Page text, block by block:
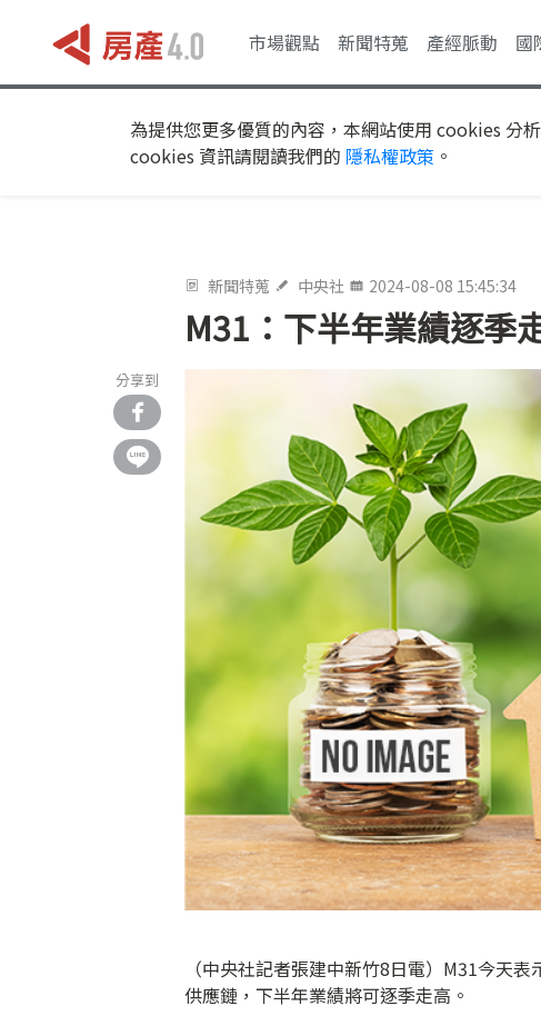
市場觀點 新聞特蒐 產經脈動 國
為提供您更多優質的內容，本網站使用 cookies 分
cookies 資訊請閱讀我們的 隱私權政策 。
新聞特蒐 中央社 2024-08-08 15:45:34
M31：下半年業績逐季
分享到
（中央社記者張建中新竹8日電）M31今天
供應鏈，下半年業績將可逐季走高。